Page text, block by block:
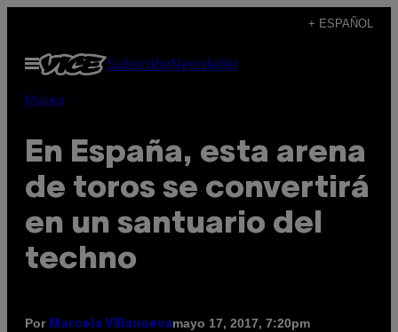
contenido
+ ESPAÑOL
Abrir
Menú
SubscribeNewsletter
Música
En España, esta arena
de toros se convertirá
en un santuario del
techno
Por Marcela Villanuevamayo 17, 2017, 7:20pm